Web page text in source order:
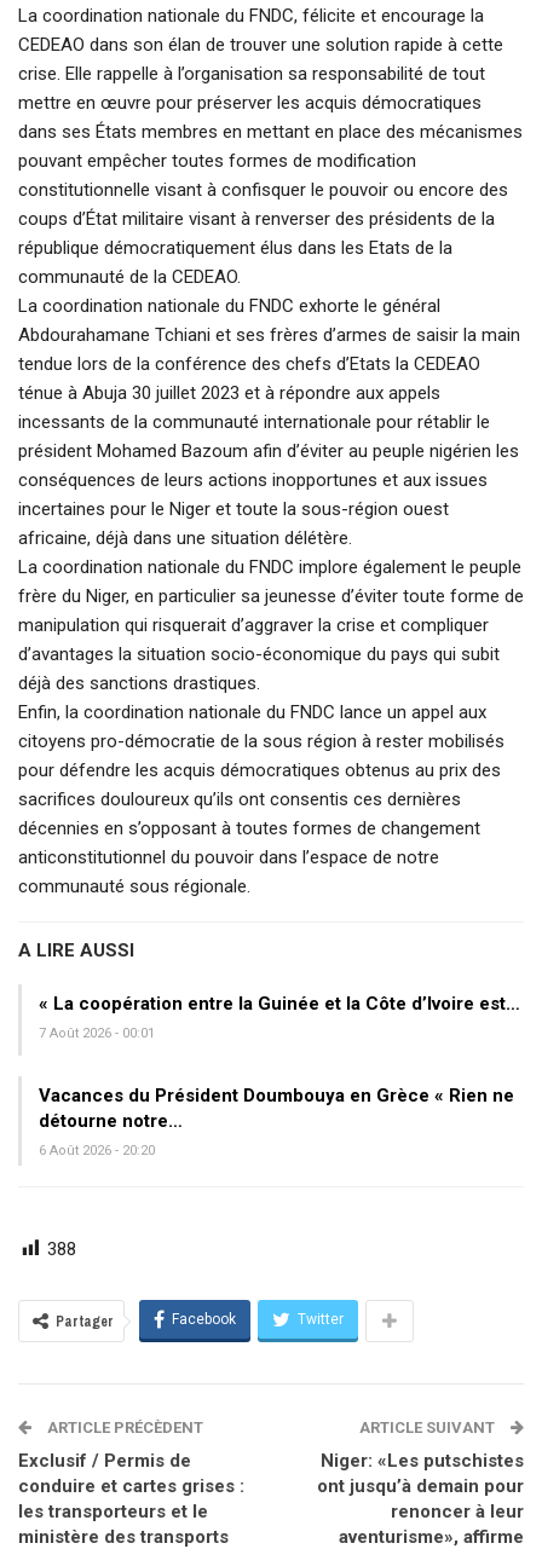
La coordination nationale du FNDC, félicite et encourage la
CEDEAO dans son élan de trouver une solution rapide à cette
crise. Elle rappelle à l’organisation sa responsabilité de tout
mettre en œuvre pour préserver les acquis démocratiques
dans ses États membres en mettant en place des mécanismes
pouvant empêcher toutes formes de modification
constitutionnelle visant à confisquer le pouvoir ou encore des
coups d’État militaire visant à renverser des présidents de la
république démocratiquement élus dans les Etats de la
communauté de la CEDEAO.
La coordination nationale du FNDC exhorte le général
Abdourahamane Tchiani et ses frères d’armes de saisir la main
tendue lors de la conférence des chefs d’Etats la CEDEAO
ténue à Abuja 30 juillet 2023 et à répondre aux appels
incessants de la communauté internationale pour rétablir le
président Mohamed Bazoum afin d’éviter au peuple nigérien les
conséquences de leurs actions inopportunes et aux issues
incertaines pour le Niger et toute la sous-région ouest
africaine, déjà dans une situation délétère.
La coordination nationale du FNDC implore également le peuple
frère du Niger, en particulier sa jeunesse d’éviter toute forme de
manipulation qui risquerait d’aggraver la crise et compliquer
d’avantages la situation socio-économique du pays qui subit
déjà des sanctions drastiques.
Enfin, la coordination nationale du FNDC lance un appel aux
citoyens pro-démocratie de la sous région à rester mobilisés
pour défendre les acquis démocratiques obtenus au prix des
sacrifices douloureux qu’ils ont consentis ces dernières
décennies en s’opposant à toutes formes de changement
anticonstitutionnel du pouvoir dans l’espace de notre
communauté sous régionale.
A LIRE AUSSI
« La coopération entre la Guinée et la Côte d’Ivoire est…
7 Août 2026 - 00:01
Vacances du Président Doumbouya en Grèce « Rien ne
détourne notre…
6 Août 2026 - 20:20
388
Partager Facebook Twitter
ARTICLE PRÉCÈDENT
Exclusif / Permis de
conduire et cartes grises :
les transporteurs et le
ministère des transports
ARTICLE SUIVANT
Niger: «Les putschistes
ont jusqu’à demain pour
renoncer à leur
aventurisme», affirme